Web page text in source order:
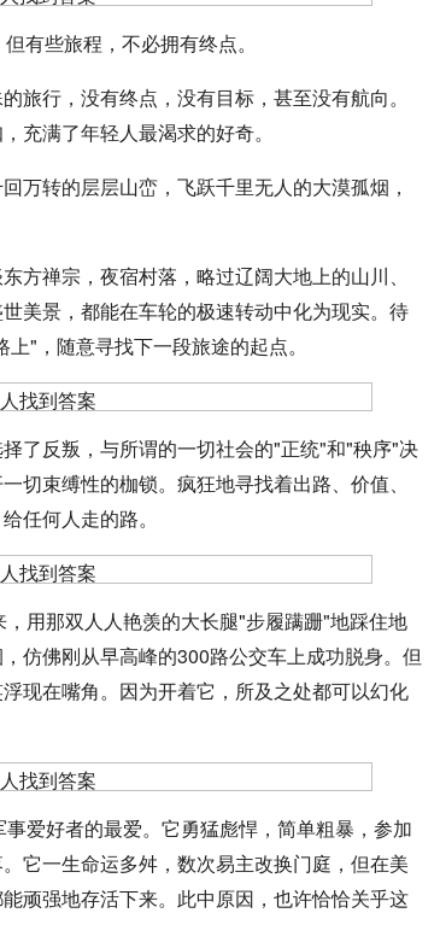
有些旅程，不必拥有终点。
旅行，没有终点，没有目标，甚至没有航向。
充满了年轻人最渴求的好奇。
万转的层层山峦，飞跃千里无人的大漠孤烟，
方禅宗，夜宿村落，略过辽阔大地上的山川、
美景，都能在车轮的极速转动中化为现实。待
"，随意寻找下一段旅途的起点。
了反叛，与所谓的一切社会的"正统"和"秧序"决
切束缚性的枷锁。疯狂地寻找着出路、价值、
任何人走的路。
用那双人人艳羡的大长腿"步履蹒跚"地踩住地
仿佛刚从早高峰的300路公交车上成功脱身。但
现在嘴角。因为开着它，所及之处都可以幻化
爱好者的最爱。它勇猛彪悍，简单粗暴，参加
它一生命运多舛，数次易主改换门庭，但在美
顽强地存活下来。此中原因，也许恰恰关乎这